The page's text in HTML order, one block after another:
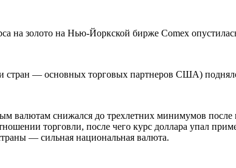
на золото на Нью-Йоркской бирже Comex
стран — основных торговых партнеров США)
валютам снижался до трехлетних минимумов
торговли, после чего курс доллара упал
— сильная национальная валюта.